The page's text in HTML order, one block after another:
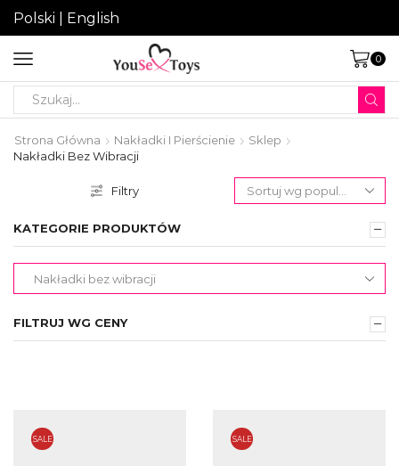
Polski English
0
Strona Główna Nakładki I Pierścienie
Sklep
Nakładki Bez Wibracji
Filtry
KATEGORIE PRODUKTÓW
FILTRUJ WG CENY
SALE SALE